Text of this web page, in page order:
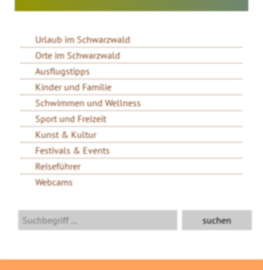
Urlaub im Schwarzwald
Orte im Schwarzwald
Ausflugstipps
Kinder und Familie
Schwimmen und Wellness
Sport und Freizeit
Kunst & Kultur
Festivals & Events
Reiseführer
Webcams